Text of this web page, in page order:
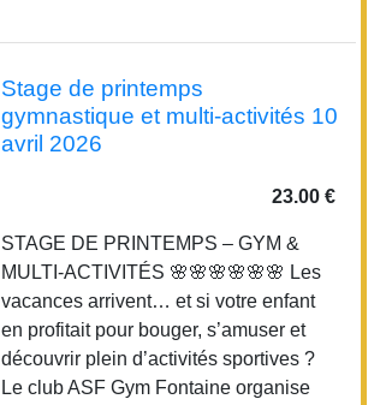
Stage de printemps
gymnastique et multi-activités 10
avril 2026
23.00 €
STAGE DE PRINTEMPS – GYM &
MULTI-ACTIVITÉS 🌸🌸🌸🌸🌸🌸 Les
vacances arrivent… et si votre enfant
en profitait pour bouger, s’amuser et
découvrir plein d’activités sportives ?
Le club ASF Gym Fontaine organise